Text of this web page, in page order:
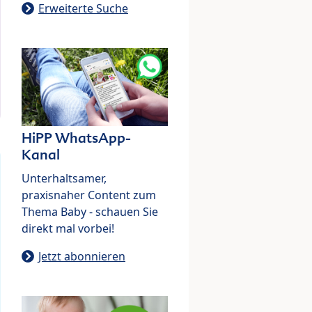
Erweiterte Suche
HiPP WhatsApp-
Kanal
Unterhaltsamer,
praxisnaher Content zum
Thema Baby - schauen Sie
direkt mal vorbei!
Jetzt abonnieren